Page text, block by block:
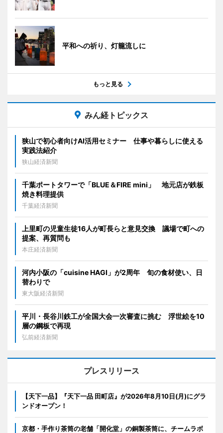
平和への祈り、灯籠流しに
もっと見る
みん経トピックス
狭山で初心者向けAI活用セミナー 仕事や暮らしに使える
実践法紹介
狭山経済新聞
千葉ポートタワーで「BLUE＆FIRE mini」 地元店が鉄板
焼き料理提供
千葉経済新聞
上里町の児童生徒16人が町長らと意見交換 議場で町への
提案、再質問も
本庄経済新聞
河内小阪の「cuisine HAGI」が2周年 旬の食材使い、日
替わりで
東大阪経済新聞
平川・長谷川鉄工が全国大会一次審査に挑む 浮世絵を10
層の鋼板で再現
弘前経済新聞
プレスリリース
【天下一品】『天下一品 田町店』が2026年8月10日(月)にグラ
ンドオープン！
京都・手作り茶筒の老舗「開化堂」の銅製茶筒に、チームラボ